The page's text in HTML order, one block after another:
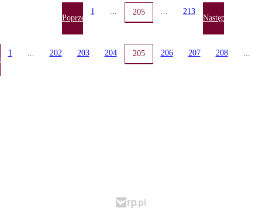
Poprzednia
1 205 213
Następna
1 202 203 204 205 206 207 208